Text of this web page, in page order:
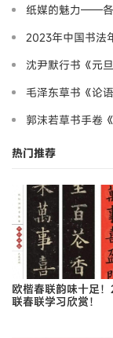
纸媒的魅力——各
2023年中国书法
沈尹默行书《元
毛泽东草书《论
郭沫若草书手卷
热门推荐
欧楷春联韵味十足
联春联学习欣赏！